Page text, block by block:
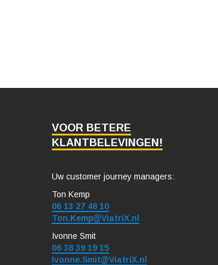
VOOR BETERE
KLANTBELEVINGEN!
Uw customer journey managers:
Ton Kemp
06 13 27 48 10
Ton.Kemp@ViatriX.nl
Ivonne Smit
06 38 39 19 15
Ivonne.Smit@ViatriX.nl